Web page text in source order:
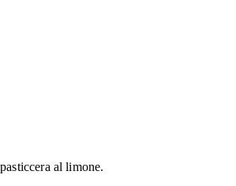
al limone.